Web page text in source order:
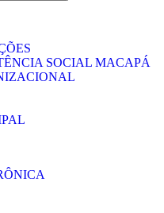
SOCIAL MACAPÁ